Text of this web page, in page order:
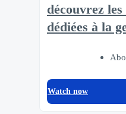
découvrez
dédiées à la
Watch now